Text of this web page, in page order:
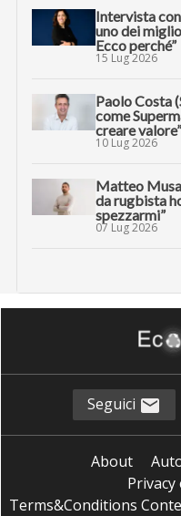
Intervista con
uno dei
Ecco perché”
15 Lug 2026
Paolo Costa
come
creare valore”
10 Lug 2026
Matteo
da rugbista
spezzarmi”
07 Lug 2026
Seguici
About
Privacy
Terms&Conditions